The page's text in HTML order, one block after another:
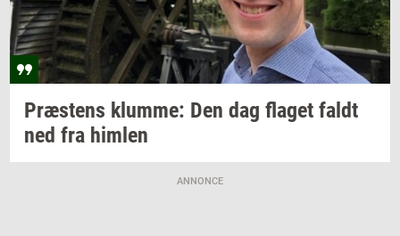
Præ­stens klum­me: Den dag fla­get faldt
ned fra him­len
ANNONCE